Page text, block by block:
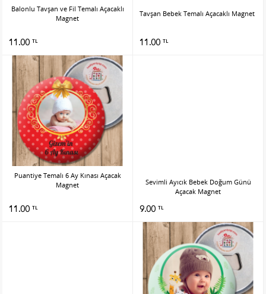
Balonlu Tavşan ve Fil Temalı Açacaklı
Magnet
11.00 TL
Tavşan Bebek Temalı Açacaklı Magnet
11.00 TL
Puantiye Temalı 6 Ay Kınası Açacak
Magnet
11.00 TL
Sevimli Ayıcık Bebek Doğum Günü
Açacak Magnet
9.00 TL